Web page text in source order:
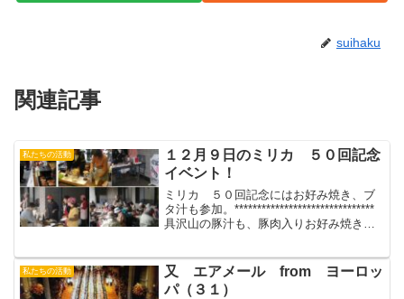
suihaku
関連記事
私たちの活動
１２月９日のミリカ ５０回記念
イベント！
ミリカ ５０回記念にはお好み焼き、ブ
タ汁も参加。*******************************
具沢山の豚汁も、豚肉入りお好み焼きも
イベントの時はまたの出店...
私たちの活動
又 エアメール from ヨーロッ
パ（３１）